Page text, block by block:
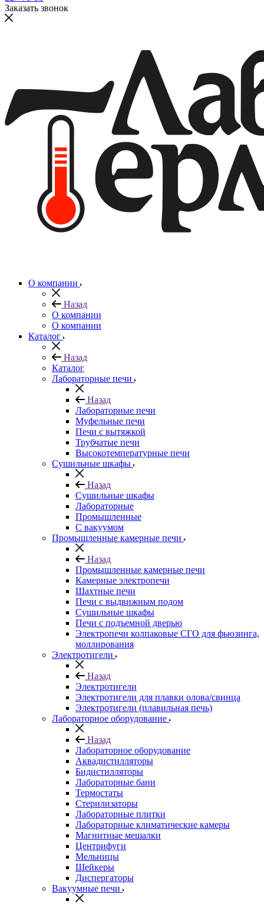
Заказать звонок
О компании
Назад
О компании
О компании
Каталог
Назад
Каталог
Лабораторные печи
Назад
Лабораторные печи
Муфельные печи
Печи с вытяжкой
Трубчатые печи
Высокотемпературные печи
Сушильные шкафы
Назад
Сушильные шкафы
Лабораторные
Промышленные
С вакуумом
Промышленные камерные печи
Назад
Промышленные камерные печи
Камерные электропечи
Шахтные печи
Печи с выдвижным подом
Сушильные шкафы
Печи с подъемной дверью
Электропечи колпаковые СГО для фьюзинга,
моллирования
Электротигели
Назад
Электротигели
Электротигели для плавки олова/свинца
Электротигели (плавильная печь)
Лабораторное оборудование
Назад
Лабораторное оборудование
Аквадистилляторы
Бидистилляторы
Лабораторные бани
Термостаты
Стерилизаторы
Лабораторные плитки
Лабораторные климатические камеры
Магнитные мешалки
Центрифуги
Мельницы
Шейкеры
Диспергаторы
Вакуумные печи